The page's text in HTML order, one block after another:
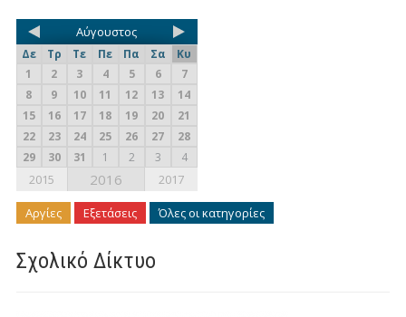
Αύγουστος
Δε Τρ Τε Πε Πα Σα
Κυ
1
2 3 4 5 6
7
8
9 10 11 12 13
14
15
16 17 18 19 20
21
22
23 24 25 26 27
28
29
30 31 1 2 3 4
2015 2016 2017
Αργίες Εξετάσεις Όλες οι κατηγορίες
Σχολικό Δίκτυο